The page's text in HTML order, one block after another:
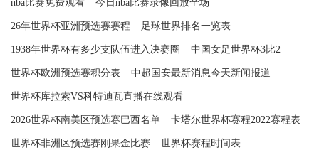
nba比赛免费观看 今日nba比赛录像回放全场
26年世界杯亚洲预选赛赛程 足球世界排名一览表
1938年世界杯有多少支队伍进入决赛圈 中国女足世界杯3比2
世界杯欧洲预选赛积分表 中超国安最新消息今天新闻报道
世界杯库拉索VS科特迪瓦直播在线观看
2026世界杯南美区预选赛巴西名单 卡塔尔世界杯赛程2022赛程表
世界杯非洲区预选赛刚果金比赛 世界杯赛程时间表